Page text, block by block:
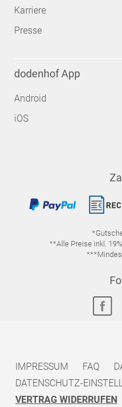
Karriere
Presse
dodenhof App
Android
iOS
**Alle Preise inkl.
IMPRESSUM FAQ
DATENSCHUTZ-
VERTRAG WIDERRUFEN